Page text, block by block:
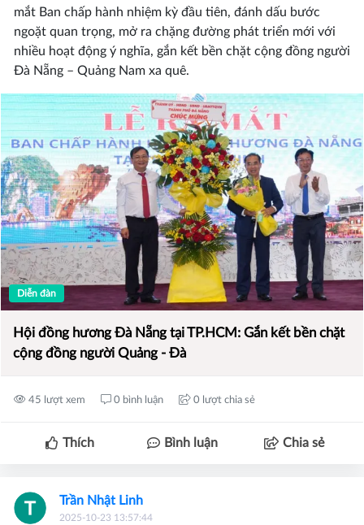
mắt Ban chấp hành nhiệm kỳ đầu tiên, đánh dấu bước
ngoặt quan trọng, mở ra chặng đường phát triển mới với
nhiều hoạt động ý nghĩa, gắn kết bền chặt cộng đồng người
Đà Nẵng – Quảng Nam xa quê.
Diễn đàn
Hội đồng hương Đà Nẵng tại TP.HCM: Gắn kết bền chặt
cộng đồng người Quảng - Đà
45 lượt xem 0 bình luận 0 lượt chia sẻ
Thích Bình luận Chia sẻ
Trần Nhật Linh
2025-10-23 13:57:44